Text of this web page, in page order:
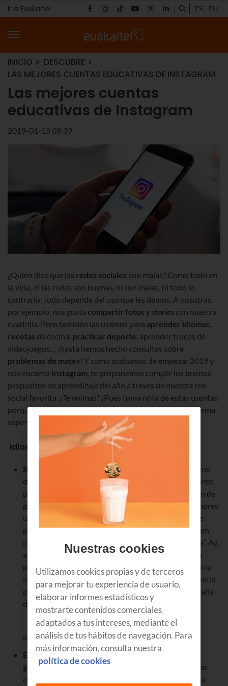
Ir a Euskaltel ES EU
INICIO
DESCUBRE
LAS MEJORES CUENTAS EDUCATIVAS DE INSTAGRAM
Las mejores cuentas
educativas de Instagram
2019-01-15 08:39
¿Quién dice que las redes sociales son malas? Como todo en
la vida, ni las redes son buenas, ni son malas, ni todo lo
contrario: todo depende del uso que les demos. A nosotras,
por ejemplo, nos gusta compartir fotos y stories con nuestra
cuadrilla. Pero también las usamos para aprender idiomas,
recetas de cocina, practicar deporte, aprender trucos de
videojuegos… ¡hasta hemos hecho consultas sobre
problemas de mates! Y como acabamos de empezar 2019 y
nos encanta Instagram, te proponemos cumplir los buenos
propósitos de aprendizaje del año a través de nuestra red
social favorita. ¿Te animas? ¡Pues toma nota de estas cuentas
porque te ayudarán a absorber conocimientos de una forma
súper entretenida!
Idiomas
Bai&By
. Seguro que el nombre te suena porque es uno
de los euskaltegis y academias de inglés más populares:
pues en
su cuenta de Instagram
incluyen un montón de
palabras y expresiones en euskera para que te enamores
un poco más de nuestra cultura. Y si no, dinos qué te
parece ésta: “Zure bihotzaren taupada, nire bizitzaren
musika” (El latido de tu corazón, la música de mi vida”. Ay,
ama! Ze polita! Y si ya controlas el euskera, también
puedes encontrar algunas palabras y expresiones en la
lengua de Shakespeare. Así, cuando alguien mencione la
palabra “avocado” no pienses que es una forma extraña
de decir abogado, sino que se refiere al aguacate en
inglés.
Euskerakadak.Esta otra cuenta de Instagram
genial porque te ayuda a conocer expresiones y cosas
curiosas del euskeray te las enseña tanto en euskera
Nuestras cookies
Utilizamos cookies propias y de terceros
para mejorar tu experiencia de usuario,
elaborar informes estadísticos y
mostrarte contenidos comerciales
adaptados a tus intereses, mediante el
análisis de tus hábitos de navegación. Para
más información, consulta nuestra
política de cookies